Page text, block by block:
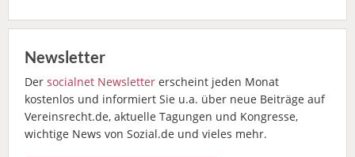
Newsletter
Der socialnet Newsletter erscheint jeden Monat
kostenlos und informiert Sie u.a. über neue Beiträge auf
Vereinsrecht.de, aktuelle Tagungen und Kongresse,
wichtige News von Sozial.de und vieles mehr.